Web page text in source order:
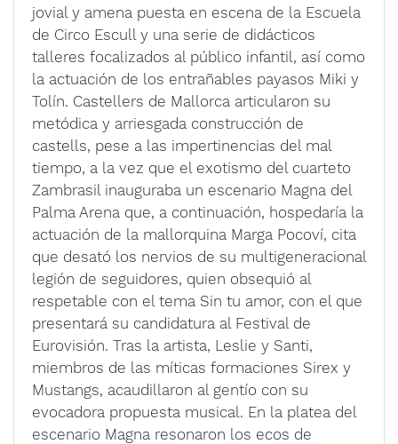
jovial y amena puesta en escena de la Escuela
de Circo Escull y una serie de didácticos
talleres focalizados al público infantil, así como
la actuación de los entrañables payasos Miki y
Tolín. Castellers de Mallorca articularon su
metódica y arriesgada construcción de
castells, pese a las impertinencias del mal
tiempo, a la vez que el exotismo del cuarteto
Zambrasil inauguraba un escenario Magna del
Palma Arena que, a continuación, hospedaría la
actuación de la mallorquina Marga Pocoví, cita
que desató los nervios de su multigeneracional
legión de seguidores, quien obsequió al
respetable con el tema Sin tu amor, con el que
presentará su candidatura al Festival de
Eurovisión. Tras la artista, Leslie y Santi,
miembros de las míticas formaciones Sirex y
Mustangs, acaudillaron al gentío con su
evocadora propuesta musical. En la platea del
escenario Magna resonaron los ecos de